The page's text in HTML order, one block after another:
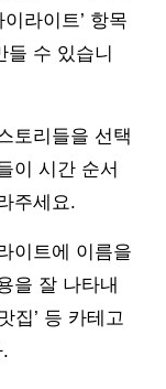
라이트’ 항목
수 있습니
토리들을 선택
이 시간 순서
주세요.
이트에 이름을
을 잘 나타내
집’ 등 카테고